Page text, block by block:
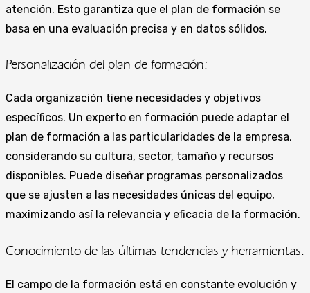
atención. Esto garantiza que el plan de formación se
basa en una evaluación precisa y en datos sólidos.
Personalización del plan de formación:
Cada organización tiene necesidades y objetivos
específicos. Un experto en formación puede adaptar el
plan de formación a las particularidades de la empresa,
considerando su cultura, sector, tamaño y recursos
disponibles. Puede diseñar programas personalizados
que se ajusten a las necesidades únicas del equipo,
maximizando así la relevancia y eficacia de la formación.
Conocimiento de las últimas tendencias y herramientas:
El campo de la formación está en constante evolución y